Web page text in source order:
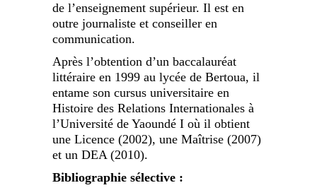
de l’enseignement supérieur. Il est en
outre journaliste et conseiller en
communication.
Après l’obtention d’un baccalauréat
littéraire en 1999 au lycée de Bertoua, il
entame son cursus universitaire en
Histoire des Relations Internationales à
l’Université de Yaoundé I où il obtient
une Licence (2002), une Maîtrise (2007)
et un DEA (2010).
Bibliographie sélective :